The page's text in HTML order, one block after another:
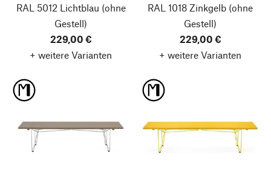
RAL 5012 Lichtblau (ohne
Gestell)
229,00 €
+ weitere Varianten
RAL 1018 Zinkgelb (ohne
Gestell)
229,00 €
+ weitere Varianten